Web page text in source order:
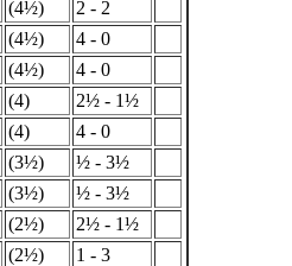
(4½)
2 - 2
(4½)
4 - 0
(4½)
4 - 0
(4)
2½ - 1½
(4)
4 - 0
(3½)
½ - 3½
(3½)
½ - 3½
(2½)
2½ - 1½
(2½)
1 - 3